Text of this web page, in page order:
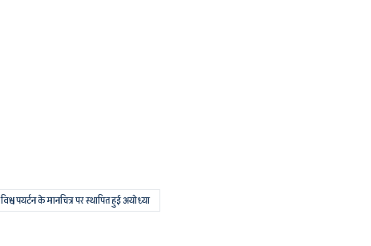
विश्व पयर्टन के मानचित्र पर स्थापित हुई अयोध्या